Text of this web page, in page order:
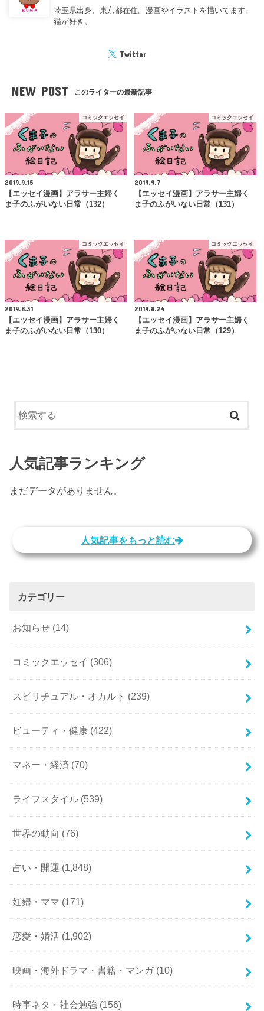
埼玉県出身、東京都在住。漫画やイラストを描いてます。
猫が好き。
Twitter
NEW POST このライターの最新記事
コミックエッセイ
2019.9.15
【エッセイ漫画】アラサー主婦く
ま子のふがいない日常（132）
コミックエッセイ
2019.9.7
【エッセイ漫画】アラサー主婦く
ま子のふがいない日常（131）
コミックエッセイ
2019.8.31
【エッセイ漫画】アラサー主婦く
ま子のふがいない日常（130）
コミックエッセイ
2019.8.24
【エッセイ漫画】アラサー主婦く
ま子のふがいない日常（129）
人気記事ランキング
まだデータがありません。
人気記事をもっと読む
カテゴリー
お知らせ (14)
コミックエッセイ (306)
スピリチュアル・オカルト (239)
ビューティ・健康 (422)
マネー・経済 (70)
ライフスタイル (539)
世界の動向 (76)
占い・開運 (1,848)
妊婦・ママ (171)
恋愛・婚活 (1,902)
映画・海外ドラマ・書籍・マンガ (10)
時事ネタ・社会勉強 (156)